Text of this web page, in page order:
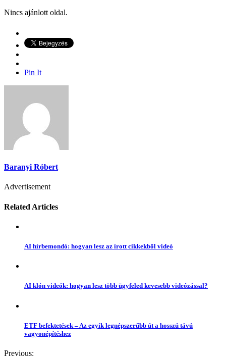
Nincs ajánlott oldal.
Pin It
Baranyi Róbert
Advertisement
Related Articles
AI hírbemondó: hogyan lesz az írott cikkekből videó
AI klón videók: hogyan lesz több ügyfeled kevesebb videózással?
ETF befektetések – Az egyik legnépszerűbb út a hosszú távú
vagyonépítéshez
Previous: